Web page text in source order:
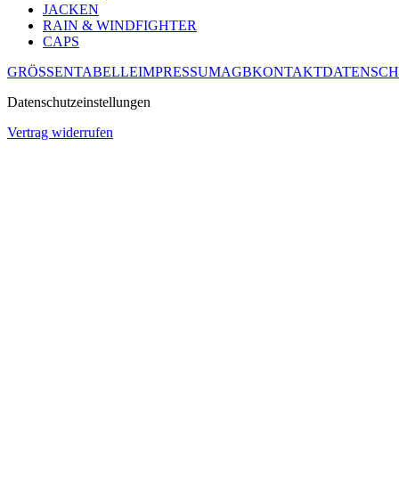
JACKEN
RAIN & WINDFIGHTER
CAPS
GRÖSSENTABELLEIMPRESSUMAGBKONTAKT
Datenschutzeinstellungen
Vertrag widerrufen